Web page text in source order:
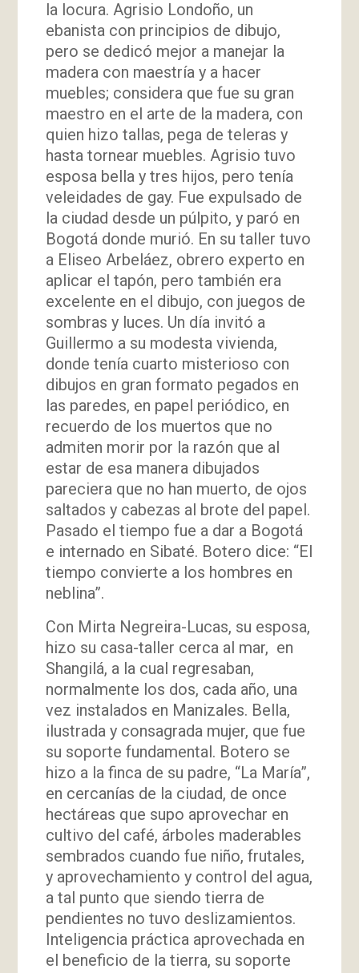
la locura. Agrisio Londoño, un
ebanista con principios de dibujo,
pero se dedicó mejor a manejar la
madera con maestría y a hacer
muebles; considera que fue su gran
maestro en el arte de la madera, con
quien hizo tallas, pega de teleras y
hasta tornear muebles. Agrisio tuvo
esposa bella y tres hijos, pero tenía
veleidades de gay. Fue expulsado de
la ciudad desde un púlpito, y paró en
Bogotá donde murió. En su taller tuvo
a Eliseo Arbeláez, obrero experto en
aplicar el tapón, pero también era
excelente en el dibujo, con juegos de
sombras y luces. Un día invitó a
Guillermo a su modesta vivienda,
donde tenía cuarto misterioso con
dibujos en gran formato pegados en
las paredes, en papel periódico, en
recuerdo de los muertos que no
admiten morir por la razón que al
estar de esa manera dibujados
pareciera que no han muerto, de ojos
saltados y cabezas al brote del papel.
Pasado el tiempo fue a dar a Bogotá
e internado en Sibaté. Botero dice: “El
tiempo convierte a los hombres en
neblina”.
Con Mirta Negreira-Lucas, su esposa,
hizo su casa-taller cerca al mar, en
Shangilá, a la cual regresaban,
normalmente los dos, cada año, una
vez instalados en Manizales. Bella,
ilustrada y consagrada mujer, que fue
su soporte fundamental. Botero se
hizo a la finca de su padre, “La María”,
en cercanías de la ciudad, de once
hectáreas que supo aprovechar en
cultivo del café, árboles maderables
sembrados cuando fue niño, frutales,
y aprovechamiento y control del agua,
a tal punto que siendo tierra de
pendientes no tuvo deslizamientos.
Inteligencia práctica aprovechada en
el beneficio de la tierra, su soporte